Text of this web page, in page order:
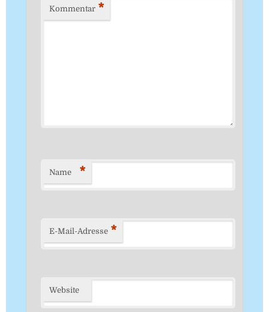
Kommentar *
Name *
E-Mail-Adresse *
Website